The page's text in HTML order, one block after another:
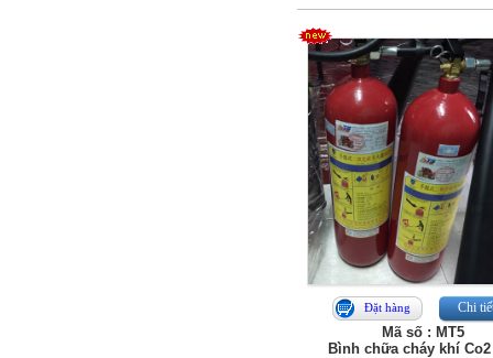
Đặt hàng Chi
Mã số : MT5
Bình chữa cháy khí